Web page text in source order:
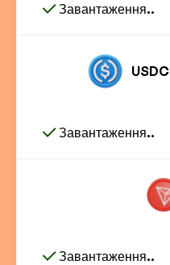
Завантаження..
USDC
Завантаження..
Завантаження..